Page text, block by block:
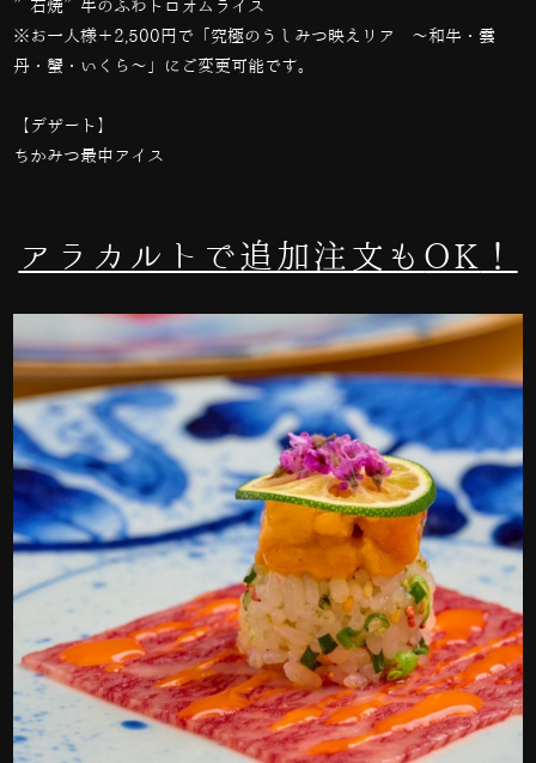
”石焼”牛のふわトロオムライス
※お一人様＋2,500円で「究極のうしみつ映えリア 〜和牛・雲
丹・蟹・いくら〜」にご変更可能です。
【デザート】
ちかみつ最中アイス
アラカルトで追加注文も OK ！